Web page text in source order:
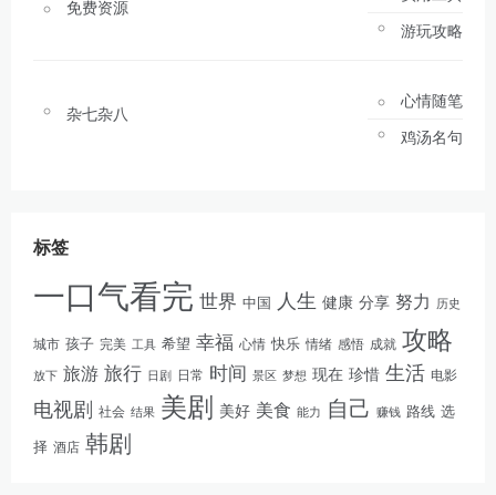
免费资源
游玩攻略
杂七杂八
心情随笔
鸡汤名句
标签
一口气看完 世界 中国 人生 健康 分享 努力 历史
城市 孩子 完美 工具 希望 幸福 心情 快乐 情绪 感悟 成就 攻略
放下 旅游 旅行 日剧 日常 时间 景区 梦想 现在 珍惜 生活 电影
电视剧 社会 结果 美剧 美好 美食 能力 自己 赚钱 路线 选
择 酒店 韩剧